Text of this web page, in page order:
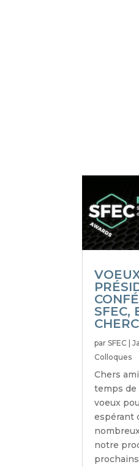
SFEC,
parSFEC |
Colloques
Chers
temps de
voeux
espérant
notre